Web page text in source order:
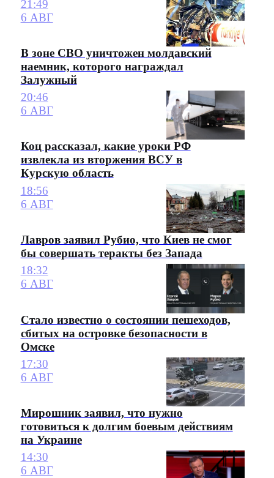
21:49
6 АВГ
В зоне СВО уничтожен молдавский
наемник, которого награждал
Залужный
20:46
6 АВГ
Коц рассказал, какие уроки РФ
извлекла из вторжения ВСУ в
Курскую область
18:56
6 АВГ
Лавров заявил Рубио, что Киев не смог
бы совершать теракты без Запада
18:32
6 АВГ
Стало известно о состоянии пешеходов,
сбитых на островке безопасности в
Омске
17:30
6 АВГ
Мирошник заявил, что нужно
готовиться к долгим боевым действиям
на Украине
14:30
6 АВГ